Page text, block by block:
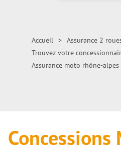
Accueil > Assurance 2
Trouvez votre
Assurance moto rhône-alpes
Concessions